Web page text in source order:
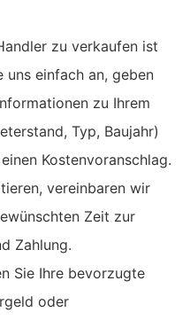
zu verkaufen ist
uns einfach an, geben
zu Ihrem
Typ, Baujahr)
Kostenvoranschlag.
vereinbaren wir
Zeit zur
Zahlung.
Sie Ihre bevorzugte
oder